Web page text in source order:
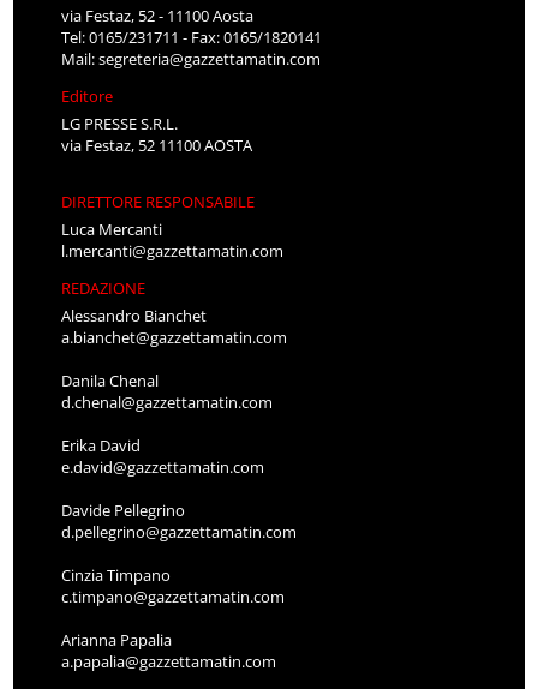
via Festaz, 52 - 11100 Aosta
Tel: 0165/231711 - Fax: 0165/1820141
Mail:segreteria@gazzettamatin.com
Editore
LG PRESSE S.R.L.
via Festaz, 52 11100 AOSTA
DIRETTORE RESPONSABILE
Luca Mercanti
l.mercanti@gazzettamatin.com
REDAZIONE
Alessandro Bianchet
a.bianchet@gazzettamatin.com
Danila Chenal
d.chenal@gazzettamatin.com
Erika David
e.david@gazzettamatin.com
Davide Pellegrino
d.pellegrino@gazzettamatin.com
Cinzia Timpano
c.timpano@gazzettamatin.com
Arianna Papalia
a.papalia@gazzettamatin.com